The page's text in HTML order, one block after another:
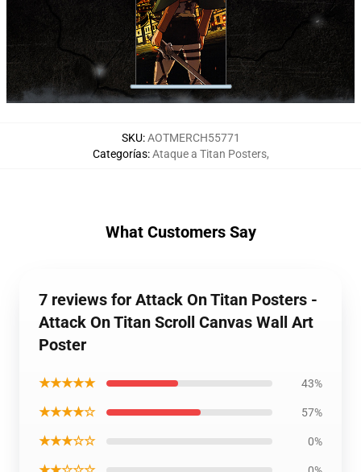
SKU:AOTMERCH55771
Categorías:Ataque a Titan Posters,
What Customers Say
7 reviews for Attack On Titan Posters -
Attack On Titan Scroll Canvas Wall Art
Poster
★★★★★ 43%
★★★★☆ 57%
★★★☆☆ 0%